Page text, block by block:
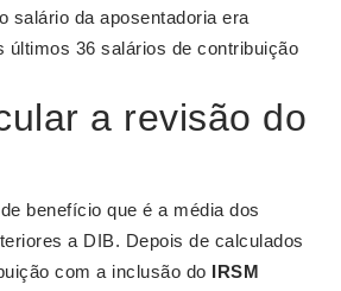
salário da aposentadoria era
últimos 36 salários de contribuição
a revisão do
benefício que é a média dos
a DIB. Depois de calculados
com a inclusão do IRSM